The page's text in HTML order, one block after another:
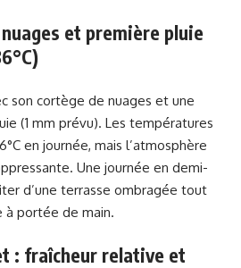
et première pluie
son cortège de nuages et une
(1 mm prévu). Les températures
en journée, mais l’atmosphère
Une journée en demi-
d’une terrasse ombragée tout
à portée de main.
: fraîcheur relative et